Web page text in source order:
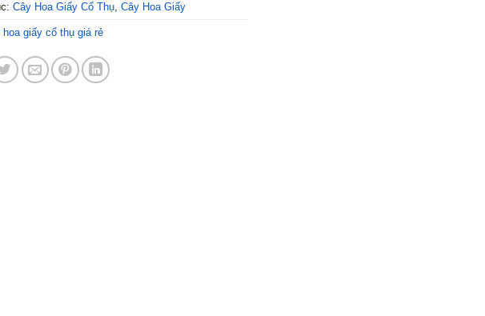
Cây Hoa Giấy Cổ Thụ, Cây Hoa Giấy
hoa giấy cổ thụ giá rẻ